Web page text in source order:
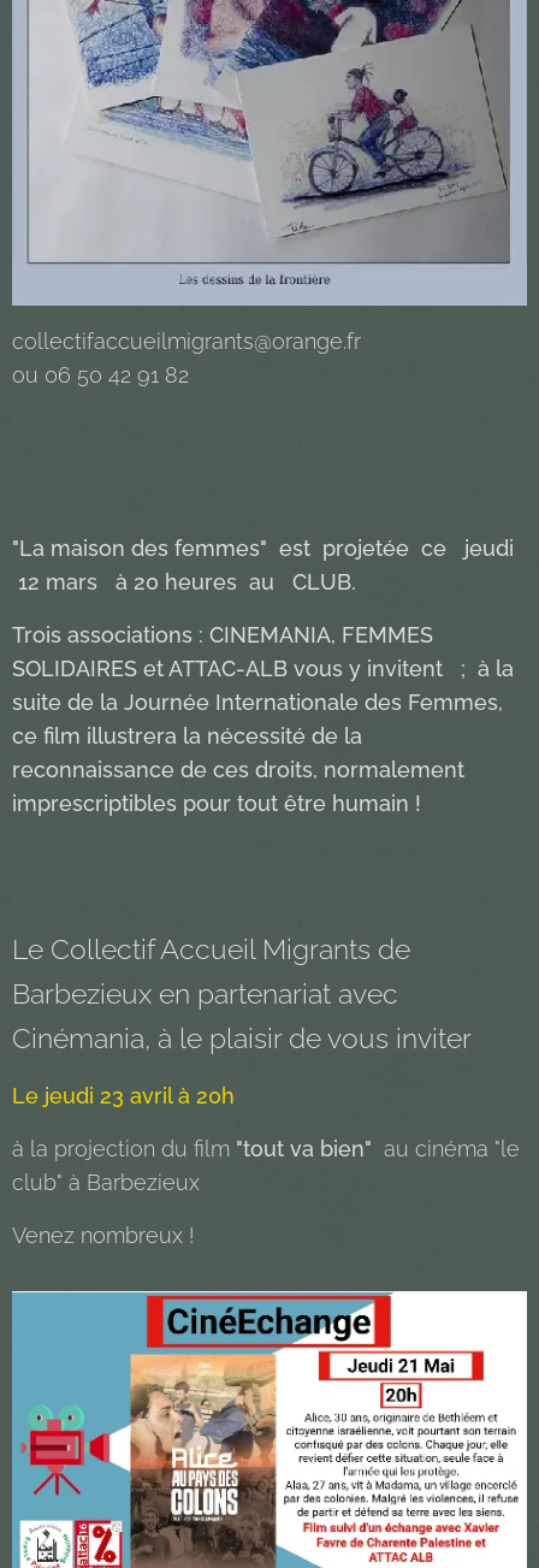
collectifaccueilmigrants@orange.fr
ou 06 50 42 91 82
"La maison des femmes" est projetée ce jeudi
12 mars à 20 heures au CLUB.
Trois associations : CINEMANIA, FEMMES
SOLIDAIRES et ATTAC-ALB vous y invitent ; à la
suite de la Journée Internationale des Femmes,
ce film illustrera la nécessité de la
reconnaissance de ces droits, normalement
imprescriptibles pour tout être humain !
Le Collectif Accueil Migrants de
Barbezieux en partenariat avec
Cinémania, à le plaisir de vous inviter
Le jeudi 23 avril à 20h
à la projection du film "tout va bien" au cinéma "le
club" à Barbezieux
Venez nombreux !